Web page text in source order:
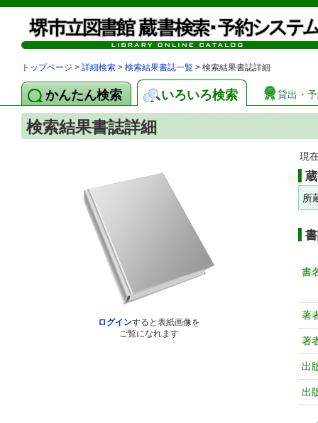
トップページ > 詳細検索 > 検索結果書誌一覧 > 検索結果書誌詳細
かんたん検索 いろいろ検索 貸出・
検索結果書誌詳細
ログインすると表紙画像を
ご覧になれます
現
所
書
著
著
出
出